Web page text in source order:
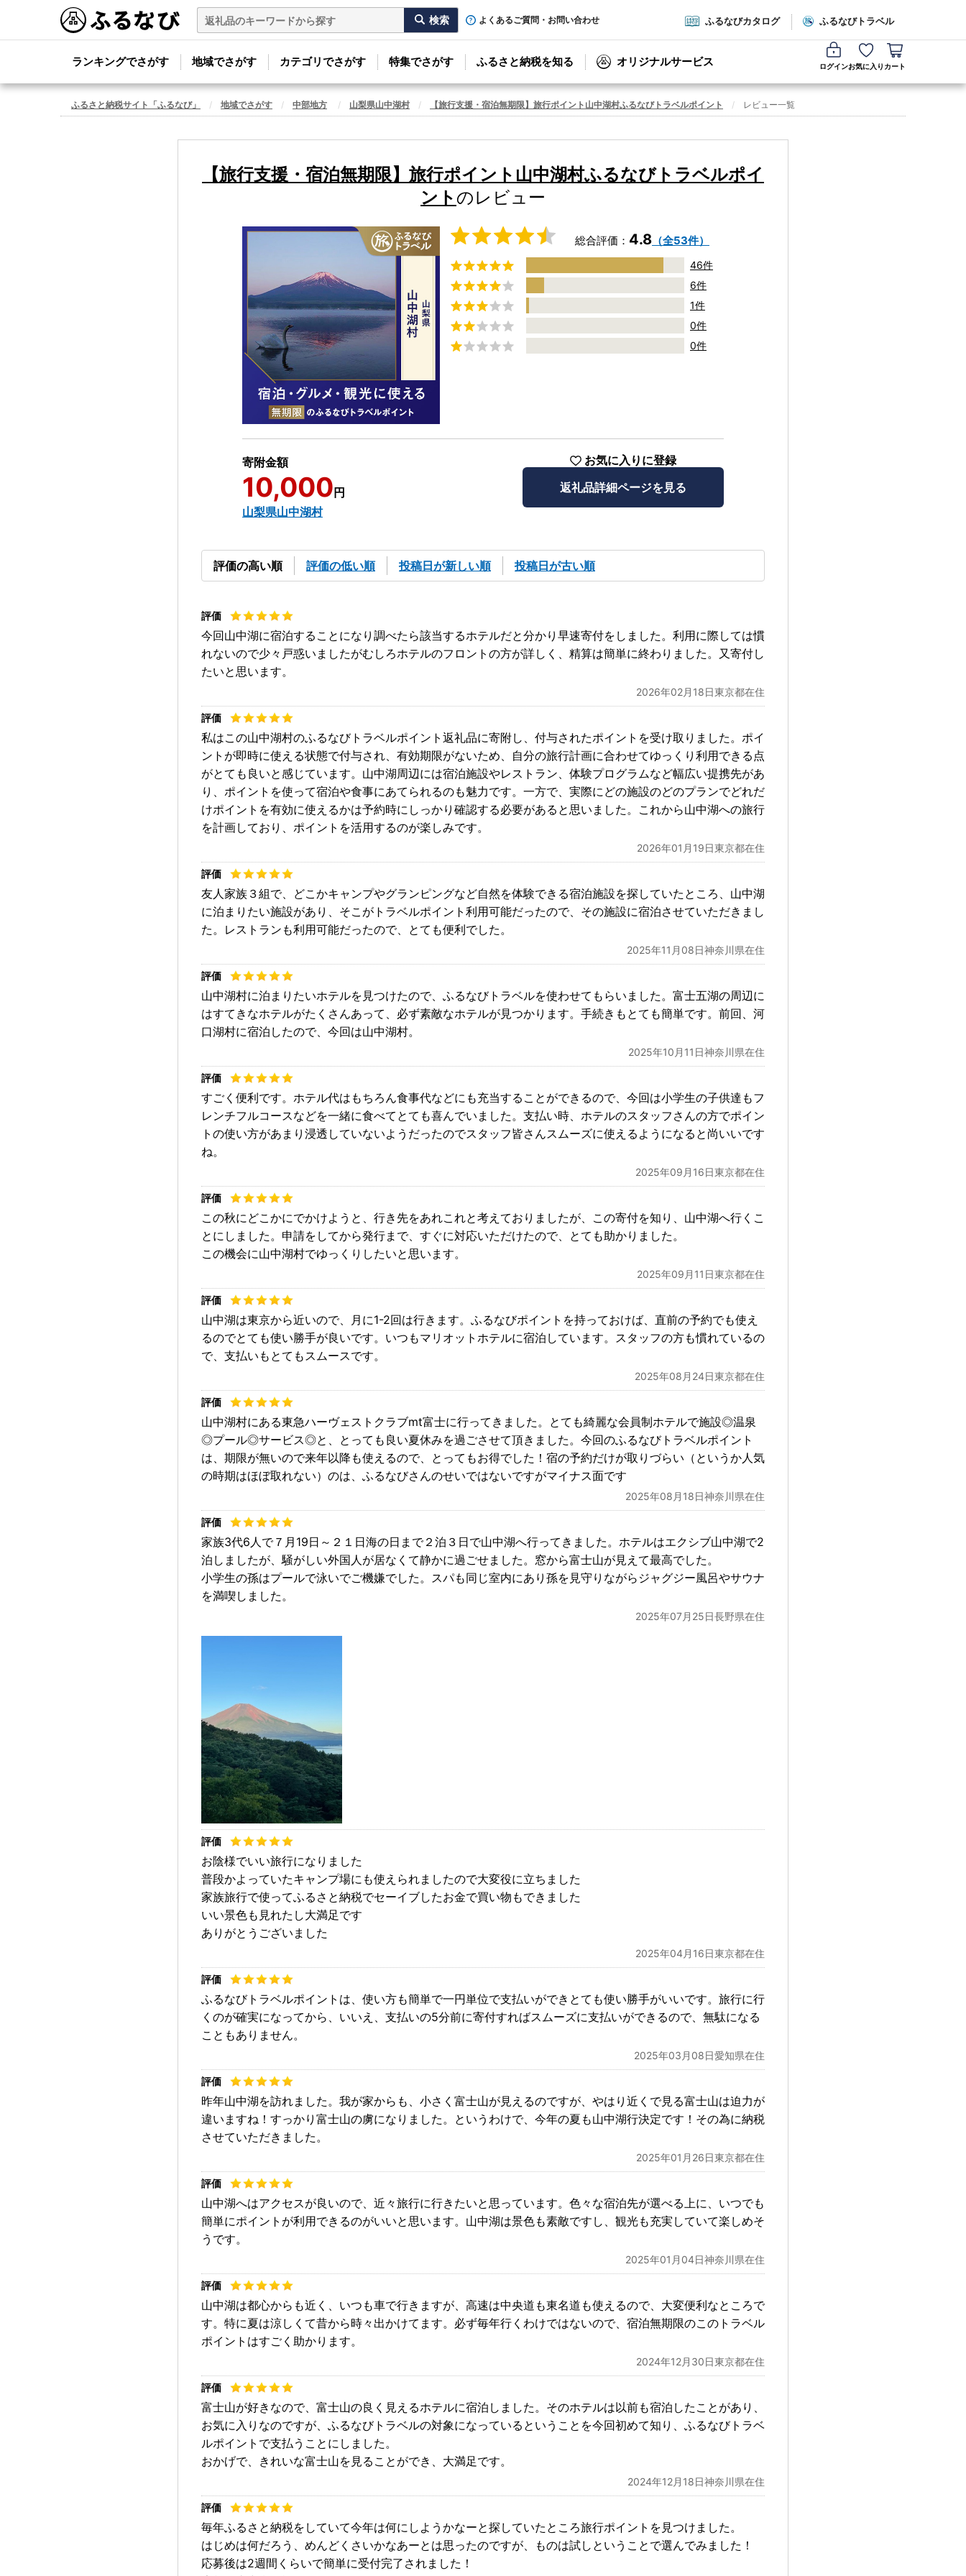
よくあるご質問・お問い合わせ ふるなびカタログ ふるなびトラベル
ランキングでさがす 地域でさがす カテゴリでさがす 特集でさがす ふるさと納税を知る オリジナルサービス ログインお気に入り カート
ふるさと納税サイト「ふるなび」 地域でさがす 中部地方 山梨県山中湖村 【旅行支援・宿泊無期限】旅行ポイント山中湖村ふるなびトラベルポイント レビュー一覧
【旅行支援・宿泊無期限】旅行ポイント山中湖村ふるなびトラベルポイ
ント のレビュー
総合評価： 4.8 （全53件）
46件
6件
1件
0件
0件
寄附金額
10,000 円
山梨県山中湖村
お気に入りに登録
返礼品詳細ページを見る
評価の高い順 評価の低い順 投稿日が新しい順 投稿日が古い順
今回山中湖に宿泊することになり調べたら該当するホテルだと分かり早速寄付をしました。利用に際しては慣
れないので少々戸惑いましたがむしろホテルのフロントの方が詳しく、精算は簡単に終わりました。又寄付し
たいと思います。
2026年02月18日東京都在住
私はこの山中湖村のふるなびトラベルポイント返礼品に寄附し、付与されたポイントを受け取りました。ポイ
ントが即時に使える状態で付与され、有効期限がないため、自分の旅行計画に合わせてゆっくり利用できる点
がとても良いと感じています。山中湖周辺には宿泊施設やレストラン、体験プログラムなど幅広い提携先があ
り、ポイントを使って宿泊や食事にあてられるのも魅力です。一方で、実際にどの施設のどのプランでどれだ
けポイントを有効に使えるかは予約時にしっかり確認する必要があると思いました。これから山中湖への旅行
を計画しており、ポイントを活用するのが楽しみです。
2026年01月19日東京都在住
友人家族３組で、どこかキャンプやグランピングなど自然を体験できる宿泊施設を探していたところ、山中湖
に泊まりたい施設があり、そこがトラベルポイント利用可能だったので、その施設に宿泊させていただきまし
た。レストランも利用可能だったので、とても便利でした。
2025年11月08日神奈川県在住
山中湖村に泊まりたいホテルを見つけたので、ふるなびトラベルを使わせてもらいました。富士五湖の周辺に
はすてきなホテルがたくさんあって、必ず素敵なホテルが見つかります。手続きもとても簡単です。前回、河
口湖村に宿泊したので、今回は山中湖村。
2025年10月11日神奈川県在住
すごく便利です。ホテル代はもちろん食事代などにも充当することができるので、今回は小学生の子供達もフ
レンチフルコースなどを一緒に食べてとても喜んでいました。支払い時、ホテルのスタッフさんの方でポイン
トの使い方があまり浸透していないようだったのでスタッフ皆さんスムーズに使えるようになると尚いいです
ね。
2025年09月16日東京都在住
この秋にどこかにでかけようと、行き先をあれこれと考えておりましたが、この寄付を知り、山中湖へ行くこ
とにしました。申請をしてから発行まで、すぐに対応いただけたので、とても助かりました。
この機会に山中湖村でゆっくりしたいと思います。
2025年09月11日東京都在住
山中湖は東京から近いので、月に1-2回は行きます。ふるなびポイントを持っておけば、直前の予約でも使え
るのでとても使い勝手が良いです。いつもマリオットホテルに宿泊しています。スタッフの方も慣れているの
で、支払いもとてもスムースです。
2025年08月24日東京都在住
山中湖村にある東急ハーヴェストクラブmt富士に行ってきました。とても綺麗な会員制ホテルで施設◎温泉
◎プール◎サービス◎と、とっても良い夏休みを過ごさせて頂きました。今回のふるなびトラベルポイント
は、期限が無いので来年以降も使えるので、とってもお得でした！宿の予約だけが取りづらい（というか人気
の時期はほぼ取れない）のは、ふるなびさんのせいではないですがマイナス面です
2025年08月18日神奈川県在住
家族3代6人で７月19日～２１日海の日まで２泊３日で山中湖へ行ってきました。ホテルはエクシブ山中湖で2
泊しましたが、騒がしい外国人が居なくて静かに過ごせました。窓から富士山が見えて最高でした。
小学生の孫はプールで泳いでご機嫌でした。スパも同じ室内にあり孫を見守りながらジャグジー風呂やサウナ
を満喫しました。
2025年07月25日長野県在住
お陰様でいい旅行になりました
普段かよっていたキャンプ場にも使えられましたので大変役に立ちました
家族旅行で使ってふるさと納税でセーイブしたお金で買い物もできました
いい景色も見れたし大満足です
ありがとうございました
2025年04月16日東京都在住
ふるなびトラベルポイントは、使い方も簡単で一円単位で支払いができとても使い勝手がいいです。旅行に行
くのが確実になってから、いいえ、支払いの5分前に寄付すればスムーズに支払いができるので、無駄になる
こともありません。
2025年03月08日愛知県在住
昨年山中湖を訪れました。我が家からも、小さく富士山が見えるのですが、やはり近くで見る富士山は迫力が
違いますね！すっかり富士山の虜になりました。というわけで、今年の夏も山中湖行決定です！その為に納税
させていただきました。
2025年01月26日東京都在住
山中湖へはアクセスが良いので、近々旅行に行きたいと思っています。色々な宿泊先が選べる上に、いつでも
簡単にポイントが利用できるのがいいと思います。山中湖は景色も素敵ですし、観光も充実していて楽しめそ
うです。
2025年01月04日神奈川県在住
山中湖は都心からも近く、いつも車で行きますが、高速は中央道も東名道も使えるので、大変便利なところで
す。特に夏は涼しくて昔から時々出かけてます。必ず毎年行くわけではないので、宿泊無期限のこのトラベル
ポイントはすごく助かります。
2024年12月30日東京都在住
富士山が好きなので、富士山の良く見えるホテルに宿泊しました。そのホテルは以前も宿泊したことがあり、
お気に入りなのですが、ふるなびトラベルの対象になっているということを今回初めて知り、ふるなびトラベ
ルポイントで支払うことにしました。
おかげで、きれいな富士山を見ることができ、大満足です。
2024年12月18日神奈川県在住
毎年ふるさと納税をしていて今年は何にしようかなーと探していたところ旅行ポイントを見つけました。
はじめは何だろう、めんどくさいかなあーとは思ったのですが、ものは試しということで選んでみました！
応募後は2週間くらいで簡単に受付完了されました！